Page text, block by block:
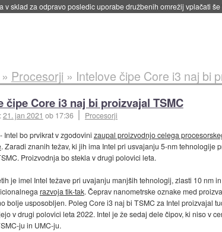
v sklad za odpravo posledic uporabe družbenih omrežij vplačati
» Procesorji » Intelove čipe Core i3 naj bi
čipe Core i3 naj bi proizvajal TSMC
21. jan 2021 ob 17:36
Procesorji
Intel bo prvikrat v zgodovini zaupal proizvodnjo celega
. Zaradi znanih težav, ki jih ima Intel pri usvajanju 5-nm tehnologije
Proizvodnja bo stekla v drugi polovici leta.
je imel Intel težave pri uvajanju manjših tehnologij, zlasti 10 nm
razvoja tik-tak. Čeprav nanometrske oznake med
bolje usposobljen. Poleg Core i3 naj bi TSMC za Intel proizvajal
v drugi polovici leta 2022. Intel je že sedaj dele čipov, ki niso v
ju in UMC-ju.